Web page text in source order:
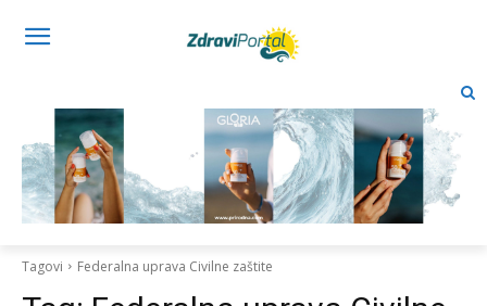
Tagovi Federalna uprava Civilne zaštite